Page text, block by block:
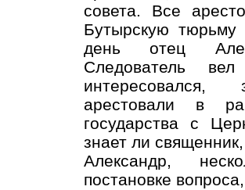
совета. Все
Бутырскую
день отец
Следователь
арестовали в
государства с
знает ли
Александр,
постановке